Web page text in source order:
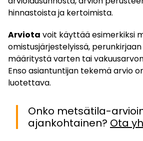
hinnastoista ja kertoimista.
Arviota voit käyttää esimerkiksi
omistusjärjestelyissä,
määritystä varten tai
Enso asiantuntijan tekemä arvio
luotettava.
Onko metsätila-
ajankohtainen? Ota